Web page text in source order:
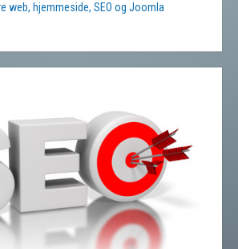
web, hjemmeside, SEO og Joomla